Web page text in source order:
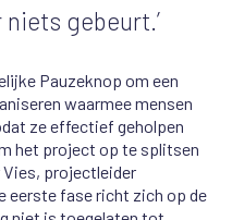
gebeurt.’
Pauzeknop om een
waarmee mensen
ze effectief geholpen
het project op te splitsen
Vies, projectleider
eerste fase richt zich op de